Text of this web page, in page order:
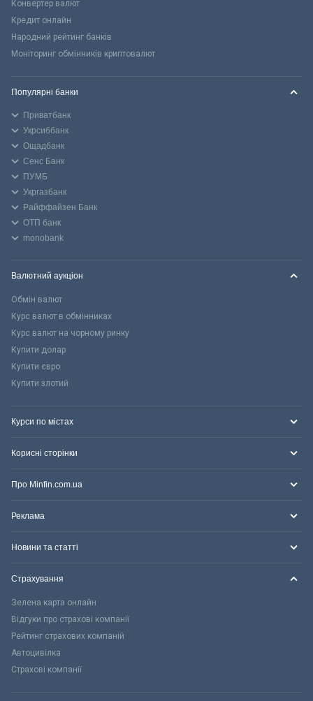
Конвертер валют
Кредит онлайн
Народний рейтинг банків
Моніторинг обмінників криптовалют
Популярні банки
Приватбанк
Укрсиббанк
Ощадбанк
Сенс Банк
ПУМБ
Укргазбанк
Райффайзен Банк
ОТП банк
monobank
Валютний аукціон
Обмін валют
Курс валют в обмінниках
Курс валют на чорному ринку
Купити долар
Купити євро
Купити злотий
Курси по містах
Корисні сторінки
Про Minfin.com.ua
Реклама
Новини та статті
Страхування
Зелена карта онлайн
Відгуки про страхові компанії
Рейтинг страхових компаній
Автоцивілка
Страхові компанії